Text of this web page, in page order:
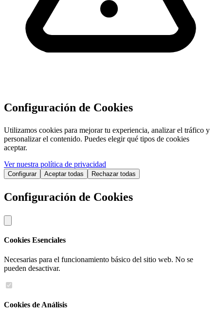
Configuración de Cookies
Utilizamos cookies para mejorar tu experiencia, analizar el tráfico y
personalizar el contenido. Puedes elegir qué tipos de cookies
aceptar.
Ver nuestra política de privacidad
Configurar Aceptar todas Rechazar todas
Configuración de Cookies
Cookies Esenciales
Necesarias para el funcionamiento básico del sitio web. No se
pueden desactivar.
Cookies de Análisis